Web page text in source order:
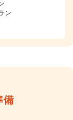
ン
備